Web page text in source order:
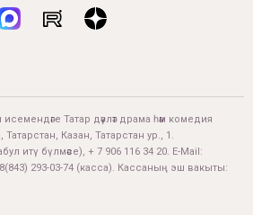
Татар дәүләт драма һәм комедия
Казан, Татарстан ур., 1.
итү бүлмәсе), + 7 906 116 34 20. E-Mail:
8(843) 293-03-74 (касса). Кассаның эш вакыты: